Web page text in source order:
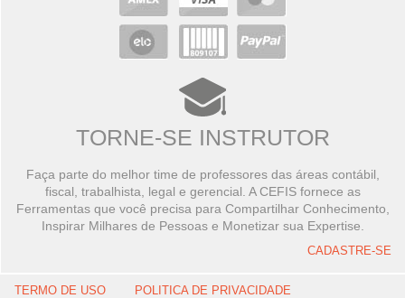
TORNE-SE INSTRUTOR
Faça parte do melhor time de professores das áreas contábil,
fiscal, trabalhista, legal e gerencial. A CEFIS fornece as
Ferramentas que você precisa para Compartilhar Conhecimento,
Inspirar Milhares de Pessoas e Monetizar sua Expertise.
CADASTRE-SE
TERMO DE USO POLITICA DE PRIVACIDADE